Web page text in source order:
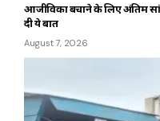
आजीविका बचाने के लिए अंतिम
दी ये बात
August 7, 2026